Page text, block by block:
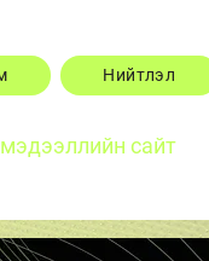
Нийтлэл
сайт